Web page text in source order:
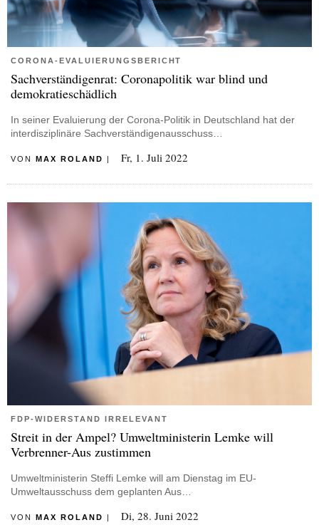
CORONA-EVALUIERUNGSBERICHT
Sachverständigenrat: Coronapolitik war blind und
demokratieschädlich
In seiner Evaluierung der Corona-Politik in Deutschland hat der
interdisziplinäre Sachverständigenausschuss…
VON MAX ROLAND | Fr, 1. Juli 2022
FDP-WIDERSTAND IRRELEVANT
Streit in der Ampel? Umweltministerin Lemke will
Verbrenner-Aus zustimmen
Umweltministerin Steffi Lemke will am Dienstag im EU-
Umweltausschuss dem geplanten Aus…
VON MAX ROLAND | Di, 28. Juni 2022